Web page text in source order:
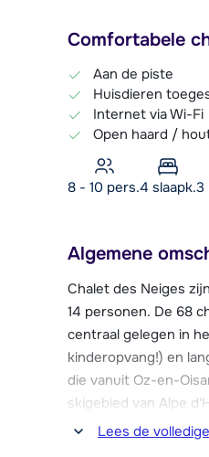
Comfortabele
Aan de piste
Huisdieren
Internet via Wi-Fi
Open haard /
8 - 10 pers.4 slaapk.3
Algemene
Chalet des Neiges
14 personen. De 68
centraal gelegen in
kinderopvang!) en
die vanuit Oz-en-
skigebied van Alpe
Lees de